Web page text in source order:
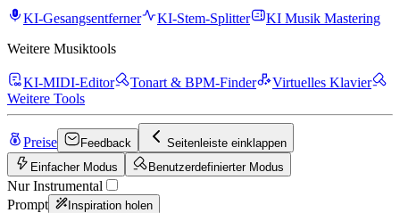
KI-Gesangsentferner KI-Stem-Splitter
KI Musik Mastering
Weitere Musiktools
KI-MIDI-Editor Tonart & BPM-Finder
Virtuelles Klavier
Weitere Tools
Preise Feedback
Seitenleiste einklappen
Einfacher Modus
Benutzerdefinierter Modus
Nur Instrumental
Prompt
Inspiration holen